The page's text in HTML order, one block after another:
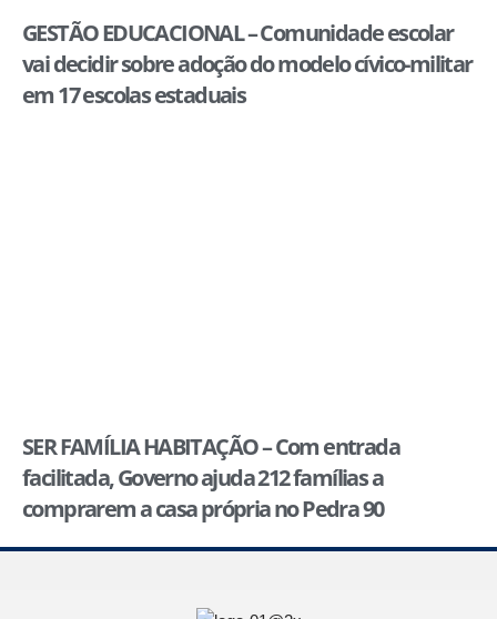
GESTÃO EDUCACIONAL – Comunidade escolar
vai decidir sobre adoção do modelo cívico-militar
em 17 escolas estaduais
SER FAMÍLIA HABITAÇÃO – Com entrada
facilitada, Governo ajuda 212 famílias a
comprarem a casa própria no Pedra 90